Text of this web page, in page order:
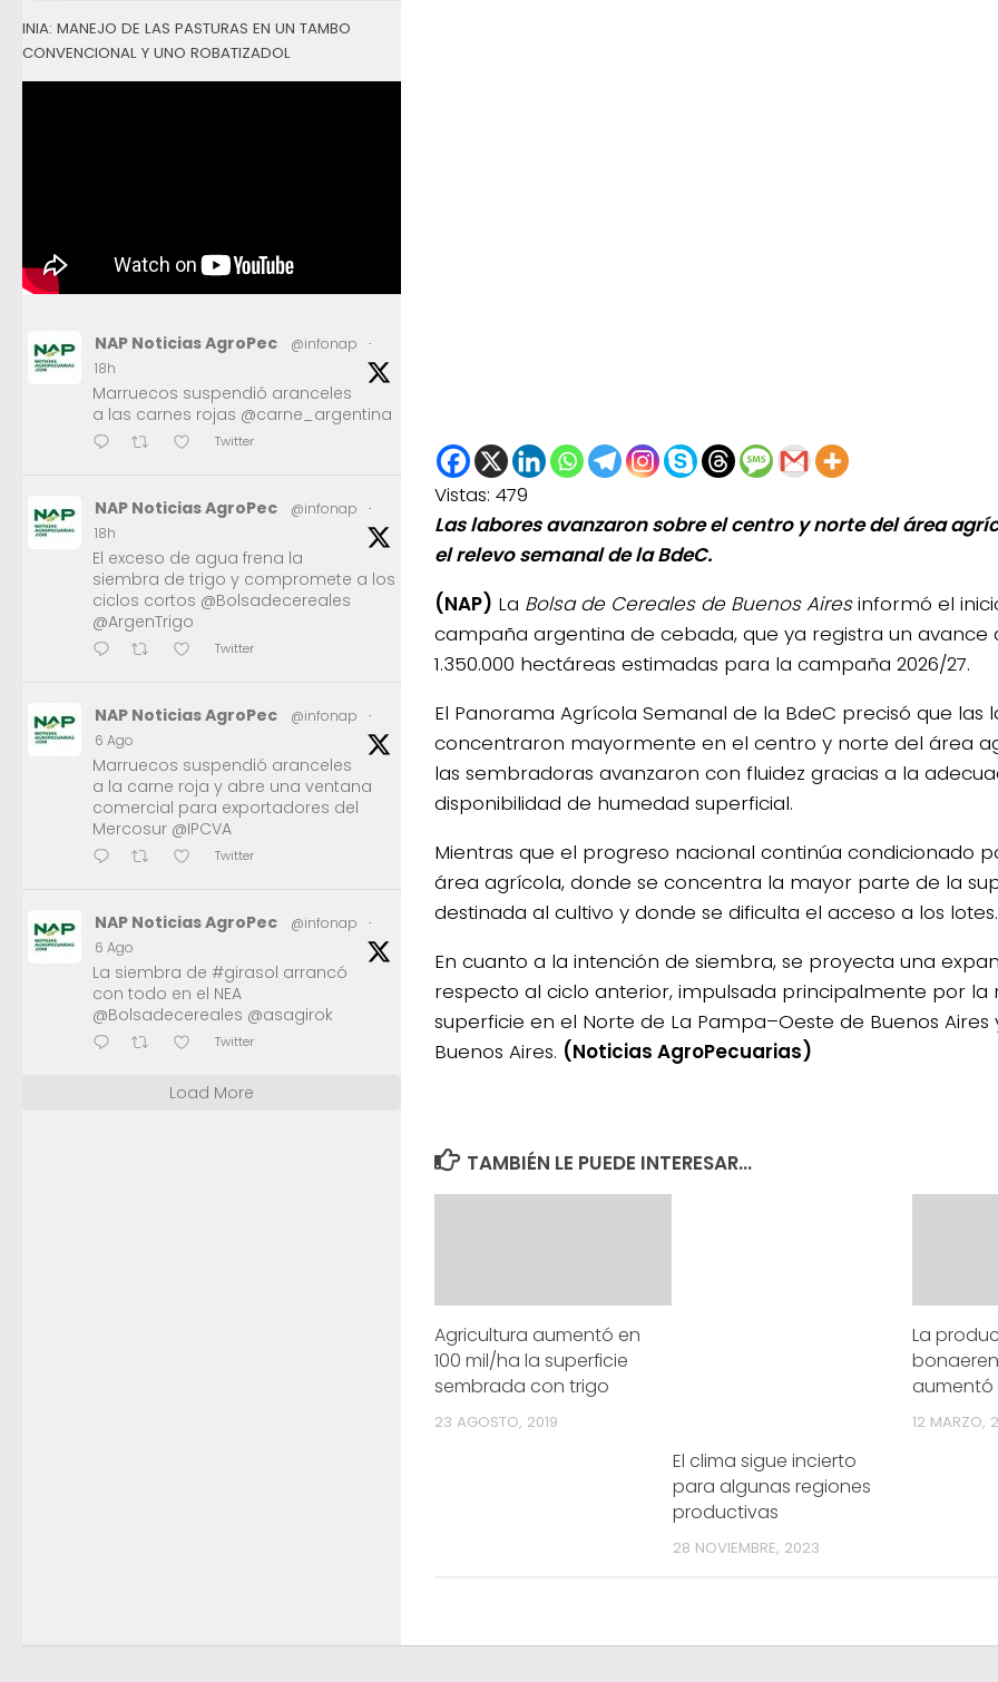
Vistas: 479
Las labores avanzaron sobre el centro y norte del área
el relevo semanal de la BdeC.
(NAP) La Bolsa de Cereales de Buenos Airesinformó el
campaña argentina de cebada, que ya registra un avance
1.350.000 hectáreas estimadas para la campaña 2026/27.
El Panorama Agrícola Semanal de la BdeC precisó que las
concentraron mayormente en el centro y norte del área
las sembradoras avanzaron con fluidez gracias a la
disponibilidad de humedad superficial.
Mientras que el progreso nacional continúa condicionado
área agrícola, donde se concentra la mayor parte de la
destinada al cultivo y donde se dificulta el acceso a los lotes.
En cuanto a la intención de siembra, se proyecta una
respecto al ciclo anterior, impulsada principalmente por la
superficie en el Norte de La Pampa–Oeste de Buenos
Buenos Aires. (Noticias AgroPecuarias)
TAMBIÉN LE PUEDE INTERESAR...
Agricultura aumentó en
100 mil/ha la superficie
sembrada con trigo
23 AGOSTO, 2019
El clima sigue incierto
para algunas regiones
productivas
28 NOVIEMBRE, 2023
La
aumentó
12 MARZO,
INIA: MANEJO DE LAS PASTURAS EN UN TAMBO
CONVENCIONAL Y UNO ROBATIZADOL
NAP Noticias AgroPec @infonap
·
18h
Marruecos suspendió aranceles
a las carnes rojas @carne_argentina
Twitter
NAP Noticias AgroPec @infonap
·
18h
El exceso de agua frena la
siembra de trigo y compromete a los
ciclos cortos @Bolsadecereales
@ArgenTrigo
Twitter
NAP Noticias AgroPec @infonap
·
6 Ago
Marruecos suspendió aranceles
a la carne roja y abre una ventana
comercial para exportadores del
Mercosur @IPCVA
Twitter
NAP Noticias AgroPec @infonap
·
6 Ago
La siembra de #girasol arrancó
con todo en el NEA
@Bolsadecereales @asagirok
Twitter
Load More